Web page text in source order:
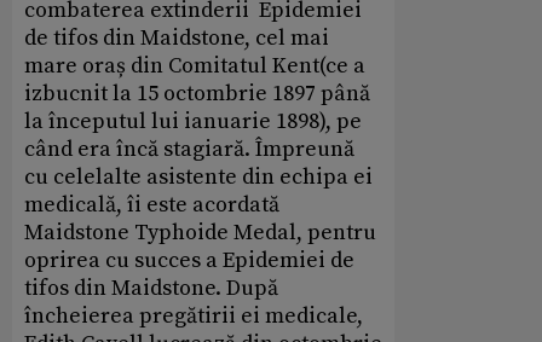
combaterea extinderii Epidemiei
de tifos din Maidstone, cel mai
mare oraș din Comitatul Kent(ce a
izbucnit la 15 octombrie 1897 până
la începutul lui ianuarie 1898), pe
când era încă stagiară. Împreună
cu celelalte asistente din echipa ei
medicală, îi este acordată
Maidstone Typhoide Medal, pentru
oprirea cu succes a Epidemiei de
tifos din Maidstone. După
încheierea pregătirii ei medicale,